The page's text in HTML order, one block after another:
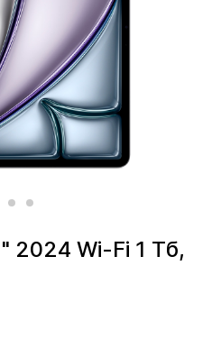
2024 Wi-Fi 1 Тб,